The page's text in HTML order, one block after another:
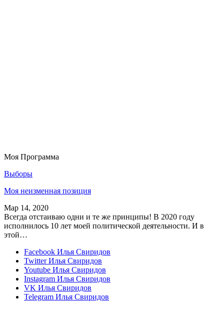
Моя Программа
Выборы
Моя неизменная позиция
Мар 14, 2020
Всегда отстаиваю одни и те же принципы! В 2020 году
исполнилось 10 лет моей политической деятельности. И в
этой…
Facebook Илья Свиридов
Twitter Илья Свиридов
Youtube Илья Свиридов
Instagram Илья Свиридов
VK Илья Свиридов
Telegram Илья Свиридов